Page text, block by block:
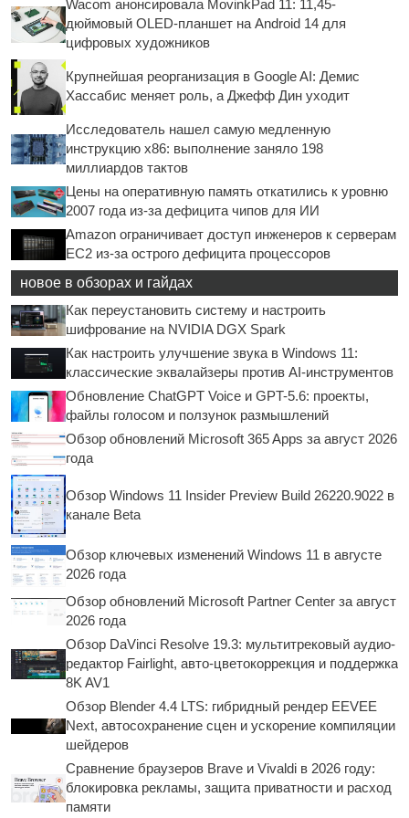
Wacom анонсировала MovinkPad 11: 11,45-
дюймовый OLED-планшет на Android 14 для
цифровых художников
Крупнейшая реорганизация в Google AI: Демис
Хассабис меняет роль, а Джефф Дин уходит
Исследователь нашел самую медленную
инструкцию x86: выполнение заняло 198
миллиардов тактов
Цены на оперативную память откатились к уровню
2007 года из-за дефицита чипов для ИИ
Amazon ограничивает доступ инженеров к серверам
EC2 из-за острого дефицита процессоров
новое в обзорах и гайдах
Как переустановить систему и настроить
шифрование на NVIDIA DGX Spark
Как настроить улучшение звука в Windows 11:
классические эквалайзеры против AI-инструментов
Обновление ChatGPT Voice и GPT-5.6: проекты,
файлы голосом и ползунок размышлений
Обзор обновлений Microsoft 365 Apps за август 2026
года
Обзор Windows 11 Insider Preview Build 26220.9022 в
канале Beta
Обзор ключевых изменений Windows 11 в августе
2026 года
Обзор обновлений Microsoft Partner Center за август
2026 года
Обзор DaVinci Resolve 19.3: мультитрековый аудио-
редактор Fairlight, авто-цветокоррекция и поддержка
8K AV1
Обзор Blender 4.4 LTS: гибридный рендер EEVEE
Next, автосохранение сцен и ускорение компиляции
шейдеров
Сравнение браузеров Brave и Vivaldi в 2026 году:
блокировка рекламы, защита приватности и расход
памяти